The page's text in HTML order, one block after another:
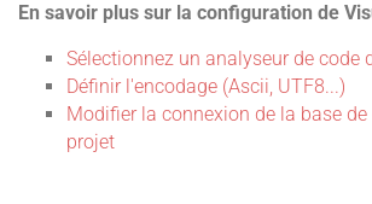
En savoir plus sur la configuration de
Sélectionnez un analyseur de code
Définir l'encodage (Ascii, UTF8...)
Modifier la connexion de la base de
projet